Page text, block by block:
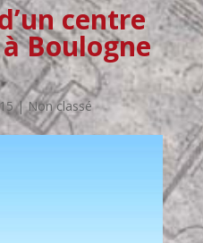
centre
Boulogne
| Non classé